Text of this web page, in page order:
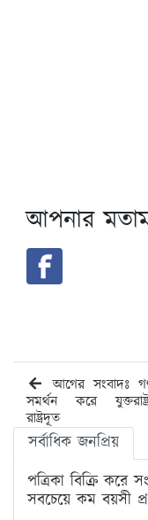
আপনার
আগের সংবাদঃ
সমর্থন করে
রাষ্ট্রদূত
সর্বাধিক জনপ্রিয়
পত্রিকা বিক্রি করে
সবচেয়ে কম বয়সী